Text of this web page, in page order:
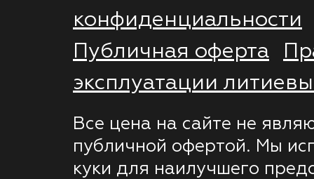
конфиденциальности
Публичная оферта
эксплуатации
Все цена на сайте не
публичной офертой. Мы
куки для наилучшего